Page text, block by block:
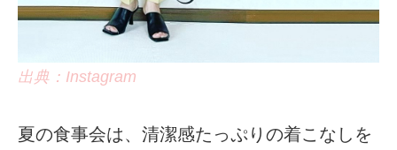
出典：Instagram
夏の食事会は、清潔感たっぷりの着こなしを